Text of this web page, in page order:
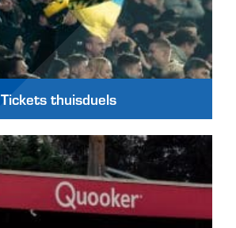
Tickets thuisduels